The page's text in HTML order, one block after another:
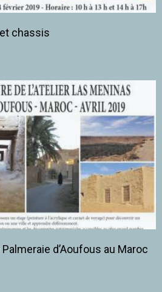
chassis
d’Aoufous au Maroc